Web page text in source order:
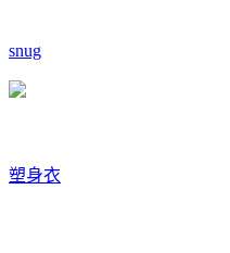
snug
塑身衣